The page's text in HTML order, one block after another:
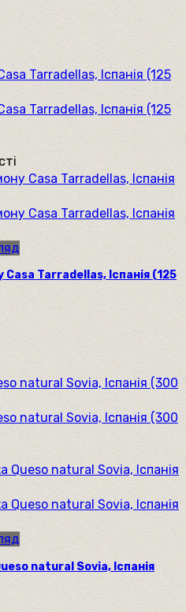
Casa Tarradellas, Іспанія (125
natural Sovia, Іспанія